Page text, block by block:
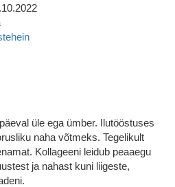
üle ega ümber. Ilutööstuses
naha võtmeks. Tegelikult
Kollageeni leidub peaaegu
ja nahast kuni liigeste,